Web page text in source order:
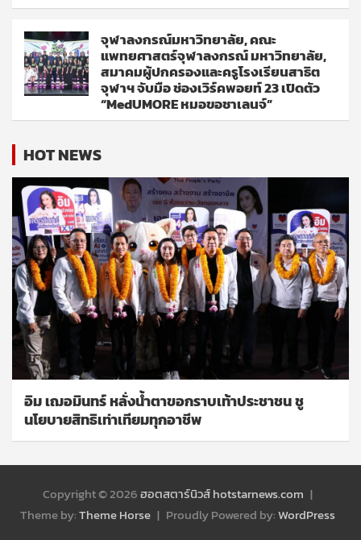
จุฬาลงกรณ์มหาวิทยาลัย, คณะ
แพทยศาสตร์จุฬาลงกรณ์ มหาวิทยาลัย,
สมาคมผู้ปกครองและครูโรงเรียนสาธิต
จุฬาฯ จับมือ ช่องเวิร์คพอยท์ 23 เปิดตัว
“MedUMORE หมอขอชาเลนจ์”
HOT NEWS
อิม เฌอมินทร์ หลั่งน้ำตาขอกราบเท้าประชาชน ชู
นโยบายสิทธิเท่าเทียมทุกอาชีพ
Copyright © 2026ฮอตสตาร์นิวส์ hotstarnews.com
Theme by:Theme Horse Proudly Powered by:WordPress